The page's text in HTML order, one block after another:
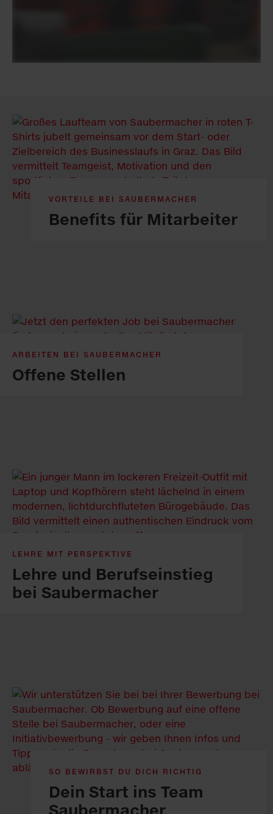
VORTEILE BEI SAUBERMACHER
Benefits für Mitarbeiter
ARBEITEN BEI SAUBERMACHER
Offene Stellen
LEHRE MIT PERSPEKTIVE
Lehre und Be­rufs­ein­stieg
bei Saubermacher
SO BEWIRBST DU DICH RICHTIG
Dein Start ins Team
Saubermacher